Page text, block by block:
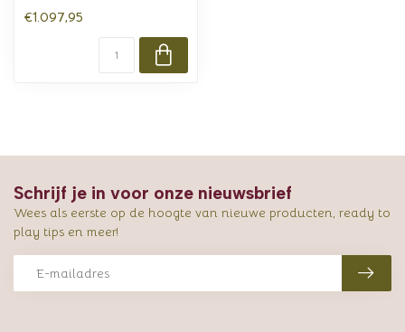
€1.097,95
Schrijf je in voor onze nieuwsbrief
Wees als eerste op de hoogte van nieuwe producten, ready to
play tips en meer!